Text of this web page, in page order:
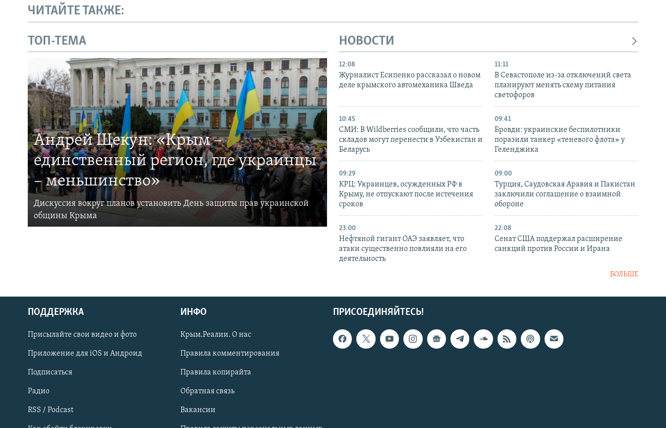
Українською
Qırımtatar
ПРИСОЕДИНЯЙТЕСЬ!
ЧИТАЙТЕ ТАКЖЕ:
ТОП-ТЕМА
Андрей Щекун: «Крым –
единственный регион, где украинцы
– меньшинство»
Дискуссия вокруг планов установить День защиты прав украинской
общины Крыма
НОВОСТИ
12:08
Журналист Есипенко рассказал о новом
деле крымского автомеханика Шведа
11:11
В Севастополе из-за отключений света
планируют менять схему питания
светофоров
10:45
СМИ: В Wildberries сообщили, что часть
складов могут перенести в Узбекистан и
Беларусь
09:41
Бровди: украинские беспилотники
поразили танкер «теневого флота» у
Геленджика
09:29
КРЦ: Украинцев, осужденных РФ в
Крыму, не отпускают после истечения
сроков
09:00
Турция, Саудовская Аравия и Пакистан
заключили соглашение о взаимной
обороне
23:00
Нефтяной гигант ОАЭ заявляет, что
атаки существенно повлияли на его
деятельность
22:08
Сенат США поддержал расширение
санкций против России и Ирана
БОЛЬШЕ
ПРИСОЕДИНЯЙТЕСЬ!
ПОДДЕРЖКА
Присылайте свои видео и фото
Приложение для iOS и Андроид
Подписаться
Радио
RSS / Podcast
ИНФО
Крым.Реалии. О нас
Правила комментирования
Правила копирайта
Обратная связь
Вакансии